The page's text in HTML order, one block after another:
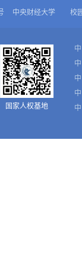
中央财经大学 校
国家人权基地